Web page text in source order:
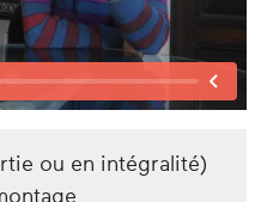
ou en intégralité)